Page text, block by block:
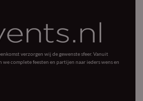
verzorgen wij de gewenste sfeer. Vanuit
we complete feesten en partijen naar ieders wens en